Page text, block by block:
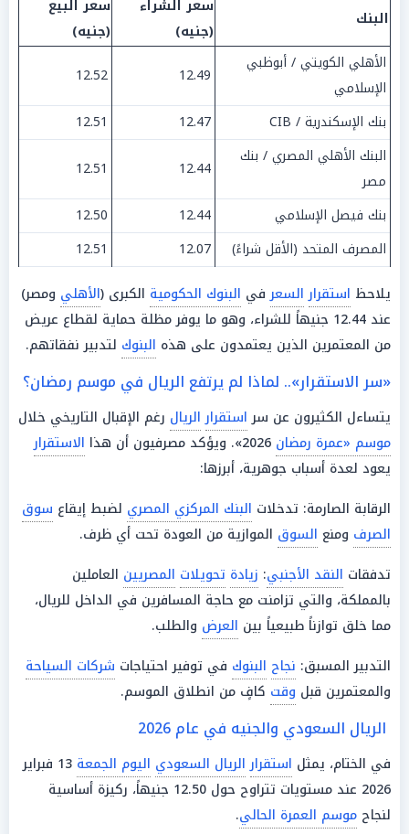
البنك
سعر الشراء
(جنيه)
سعر البيع
(جنيه)
الأهلي الكويتي / أبوظبي
الإسلامي
12.49
12.52
بنك الإسكندرية / CIB
12.47
12.51
البنك الأهلي المصري / بنك
مصر
12.44
12.51
بنك فيصل الإسلامي
12.44
12.50
المصرف المتحد (الأقل شراءً)
12.07
12.51
يلاحظ استقرار السعرفي البنوك الحكومية الكبرى (الأهلي ومصر)
عند 12.44 جنيهاً للشراء، وهو ما يوفر مظلة حماية لقطاع عريض
من المعتمرين الذين يعتمدون على هذه البنوك لتدبير نفقاتهم.
«سر الاستقرار».. لماذا لم يرتفع الريال في موسم رمضان؟
يتساءل الكثيرون عن سراستقرار الريال رغم الإقبال التاريخي خلال
موسم «عمرة رمضان
الاستقرار
يعود لعدة أسباب جوهرية، أبرزها:
الرقابة الصارمة: تدخلات البنك المركزي المصري لضبط إيقاع سوق
الصرف ومنع السوق الموازية من العودة تحت أي ظرف.
تدفقات النقد الأجنبي: زيادة تحويلات المصريين العاملين
بالمملكة، والتي تزامنت مع حاجة المسافرين في الداخل للريال،
مما خلق توازناً طبيعياً بين العرض والطلب.
التدبير المسبق: نجاح البنوك في توفير احتياجات شركات السياحة
والمعتمرين قبل وقت كافٍ من انطلاق الموسم.
الريال السعودي والجنيه في عام 2026
في الختام، يمثل استقرار الريال السعودي اليوم الجمعة
13 فبراير
2026 عند مستويات تتراوح حول 12.50 جنيهاً، ركيزة أساسية
لنجاح موسم العمرة الحالي.